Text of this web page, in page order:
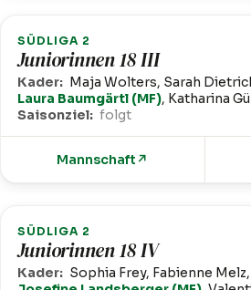
SÜDLIGA 2
Juniorinnen 18 III
Kader: Maja Wolters, Sarah
Laura Baumgärtl (MF), Katharina
Saisonziel: folgt
Mannschaft ↗
SÜDLIGA 2
Juniorinnen 18 IV
Kader: Sophia Frey, Fabienne